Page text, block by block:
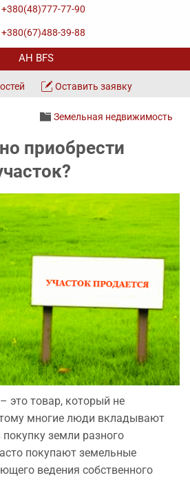
+380(48)777-77-90
+380(67)488-39-88
Оставить заявку
Земельная недвижимость
приобрести
это товар, который не
многие люди вкладывают
земли разного
покупают земельные
ведения собственного